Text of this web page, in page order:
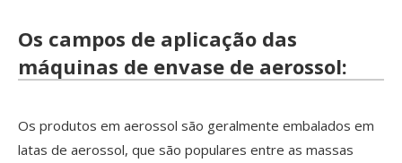
Os campos de aplicação das
máquinas de envase de aerossol:
Os produtos em aerossol são geralmente embalados em
latas de aerossol, que são populares entre as massas